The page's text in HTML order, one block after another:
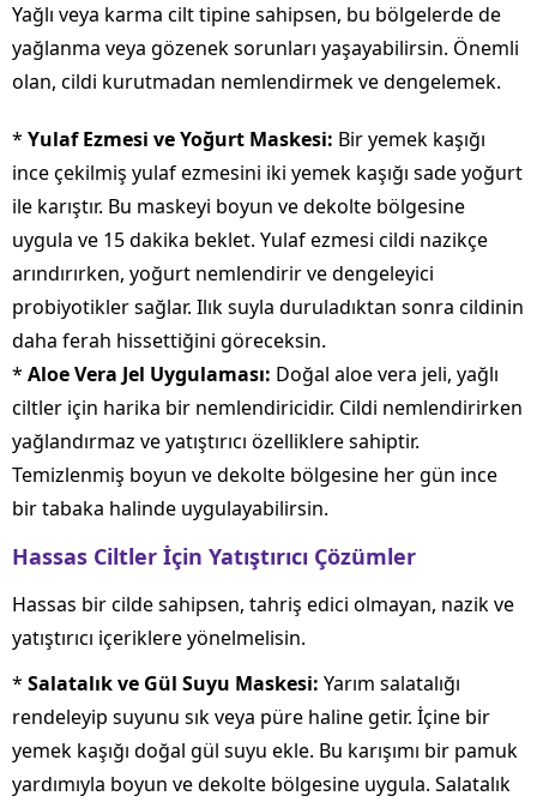
Yağlı veya karma cilt tipine sahipsen, bu bölgelerde de
yağlanma veya gözenek sorunları yaşayabilirsin. Önemli
olan, cildi kurutmadan nemlendirmek ve dengelemek.
* Yulaf Ezmesi ve Yoğurt Maskesi: Bir yemek kaşığı
ince çekilmiş yulaf ezmesini iki yemek kaşığı sade yoğurt
ile karıştır. Bu maskeyi boyun ve dekolte bölgesine
uygula ve 15 dakika beklet. Yulaf ezmesi cildi nazikçe
arındırırken, yoğurt nemlendirir ve dengeleyici
probiyotikler sağlar. Ilık suyla duruladıktan sonra cildinin
daha ferah hissettiğini göreceksin.
* Aloe Vera Jel Uygulaması: Doğal aloe vera jeli, yağlı
ciltler için harika bir nemlendiricidir. Cildi nemlendirirken
yağlandırmaz ve yatıştırıcı özelliklere sahiptir.
Temizlenmiş boyun ve dekolte bölgesine her gün ince
bir tabaka halinde uygulayabilirsin.
Hassas Ciltler İçin Yatıştırıcı Çözümler
Hassas bir cilde sahipsen, tahriş edici olmayan, nazik ve
yatıştırıcı içeriklere yönelmelisin.
* Salatalık ve Gül Suyu Maskesi: Yarım salatalığı
rendeleyip suyunu sık veya püre haline getir. İçine bir
yemek kaşığı doğal gül suyu ekle. Bu karışımı bir pamuk
yardımıyla boyun ve dekolte bölgesine uygula. Salatalık